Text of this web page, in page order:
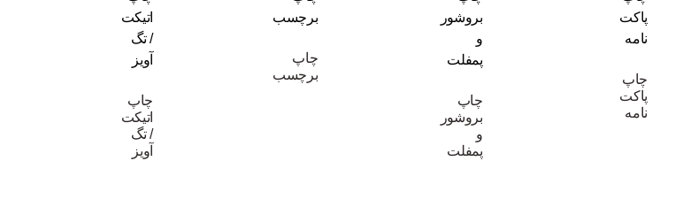
چاپ
پاکت
نامه
چاپ
بروشور
و
پمفلت
چاپ
برچسب
چاپ
اتیکت
/ تگ
آویز